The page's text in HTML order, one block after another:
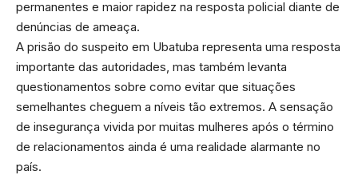
permanentes e maior rapidez na resposta policial diante de
denúncias de ameaça.
A prisão do suspeito em Ubatuba representa uma resposta
importante das autoridades, mas também levanta
questionamentos sobre como evitar que situações
semelhantes cheguem a níveis tão extremos. A sensação
de insegurança vivida por muitas mulheres após o término
de relacionamentos ainda é uma realidade alarmante no
país.